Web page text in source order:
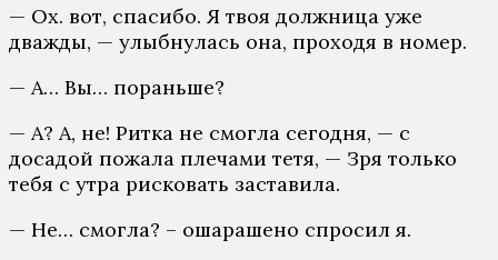
— Ох. вот, спасибо. Я твоя должница уже
дважды, — улыбнулась она, проходя в номер.
— А… Вы… пораньше?
— А? А, не! Ритка не смогла сегодня, — с
досадой пожала плечами тетя, — Зря только
тебя с утра рисковать заставила.
— Не… смогла? – ошарашено спросил я.